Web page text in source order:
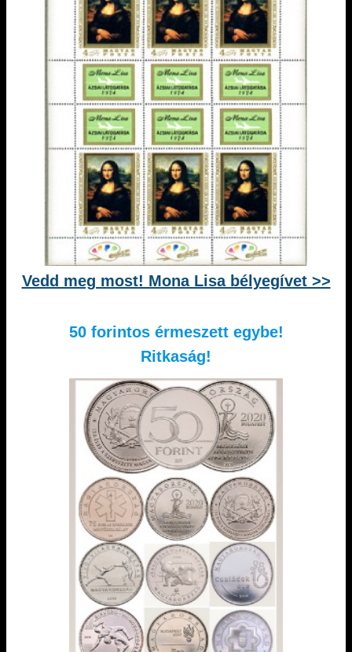
Vedd meg most! Mona Lisa bélyegívet >>
50 forintos érmeszett egybe!
Ritkaság!